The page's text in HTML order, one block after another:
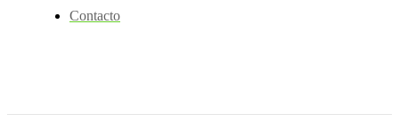
Contacto